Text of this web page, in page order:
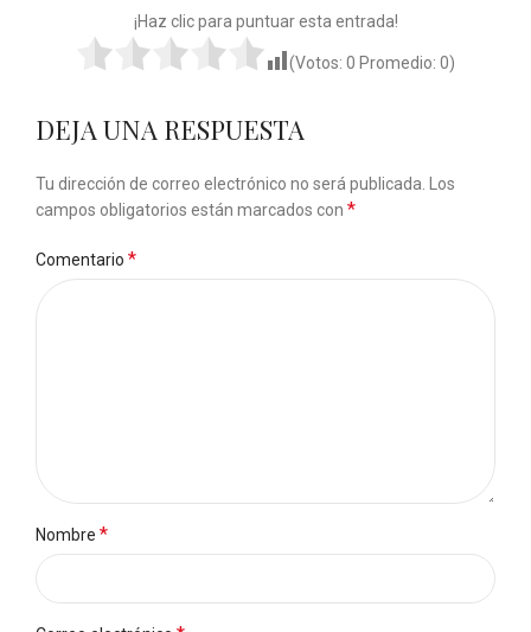
¡Haz clic para puntuar esta entrada!
(Votos: 0 Promedio: 0)
DEJA UNA RESPUESTA
Tu dirección de correo electrónico no será publicada.
Los
campos obligatorios están marcados con *
Comentario *
Nombre *